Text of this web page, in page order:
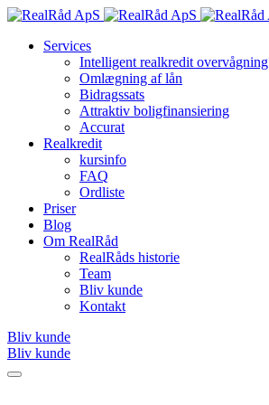
Services
Intelligent realkredit overvågning
Omlægning af lån
Bidragssats
Attraktiv boligfinansiering
Accurat
Realkredit
kursinfo
FAQ
Ordliste
Priser
Blog
Om RealRåd
RealRåds historie
Team
Bliv kunde
Kontakt
Bliv kunde
Bliv kunde